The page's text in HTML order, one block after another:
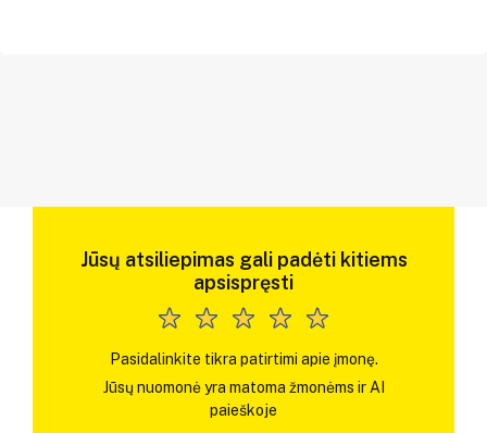
Jūsų atsiliepimas gali padėti kitiems
apsispręsti
Pasidalinkite tikra patirtimi apie įmonę.
Jūsų nuomonė yra matoma žmonėms ir AI
paieškoje